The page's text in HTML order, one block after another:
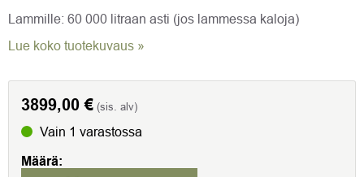
Lammille: 60 000 litraan asti (jos lammessa kaloja)
Lue koko tuotekuvaus »
3899,00€ (sis. alv)
Vain 1 varastossa
Määrä: